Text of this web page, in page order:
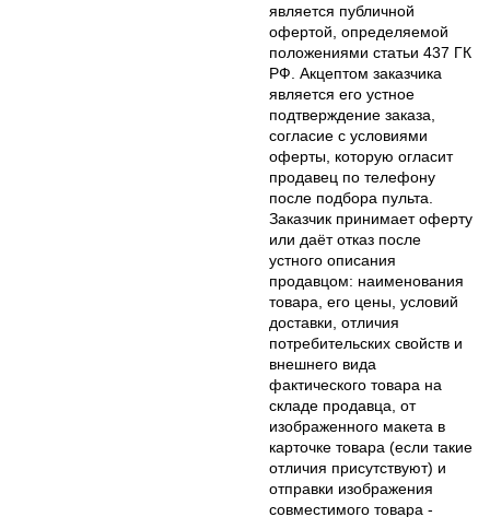
является публичной
офертой, определяемой
положениями статьи 437 ГК
РФ. Акцептом заказчика
является его устное
подтверждение заказа,
согласие с условиями
оферты, которую огласит
продавец по телефону
после подбора пульта.
Заказчик принимает оферту
или даёт отказ после
устного описания
продавцом: наименования
товара, его цены, условий
доставки, отличия
потребительских свойств и
внешнего вида
фактического товара на
складе продавца, от
изображенного макета в
карточке товара (если такие
отличия присутствуют) и
отправки изображения
совместимого товара -